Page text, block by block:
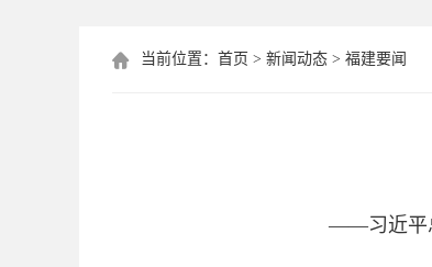
 当前位置： 首页 > 新闻动态 > 福建要闻
——习近平